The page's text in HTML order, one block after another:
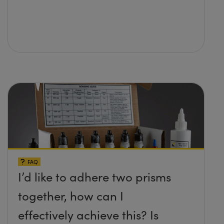
FAQ
I’d like to adhere two prisms
together, how can I
effectively achieve this? Is